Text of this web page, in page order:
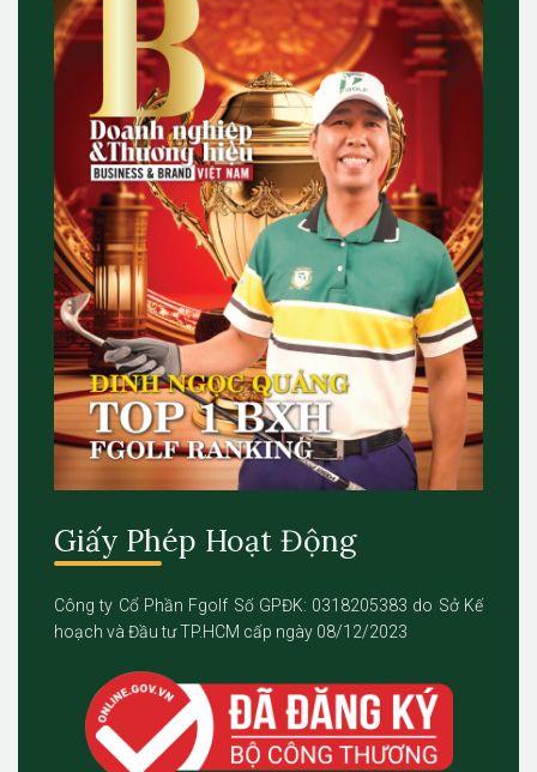
Giấy Phép Hoạt Động
Công ty Cổ Phần Fgolf Số GPĐK: 0318205383 do Sở Kế
hoạch và Đầu tư TP.HCM cấp ngày 08/12/2023